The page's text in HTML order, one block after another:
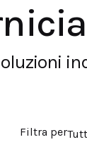
Filtra per